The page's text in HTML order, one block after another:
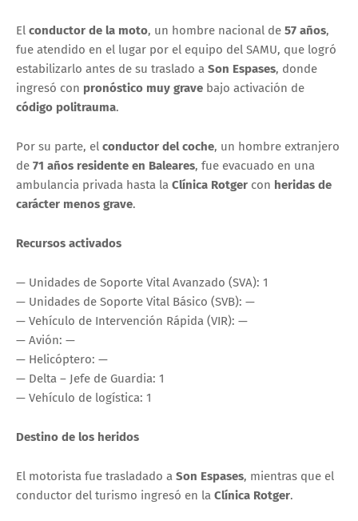
El conductor de la moto, un hombre nacional de 57 años,
fue atendido en el lugar por el equipo del SAMU, que logró
estabilizarlo antes de su traslado a Son Espases, donde
ingresó con pronóstico muy grave bajo activación de
código politrauma.
Por su parte, el conductor del coche, un hombre extranjero
de 71 años residente en Baleares, fue evacuado en una
ambulancia privada hasta la Clínica Rotger con heridas de
carácter menos grave.
Recursos activados
— Unidades de Soporte Vital Avanzado (SVA): 1
— Unidades de Soporte Vital Básico (SVB): —
— Vehículo de Intervención Rápida (VIR): —
— Avión: —
— Helicóptero: —
— Delta – Jefe de Guardia: 1
— Vehículo de logística: 1
Destino de los heridos
El motorista fue trasladado a Son Espases, mientras que el
conductor del turismo ingresó en la Clínica Rotger.